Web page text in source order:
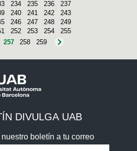
234 235 236
237
240 241 242
243
246 247 248
249
252 253 254
255
257 258 259
DIVULGA UAB
boletín a tu correo